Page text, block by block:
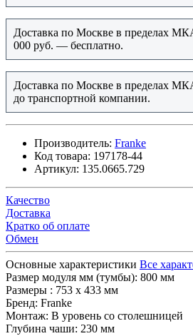
Доставка по Москве в пределах
000 руб. — бесплатно.
Доставка по Москве в пределах
до транспортной компании.
Производитель: Franke
Код товара: 197178-44
Артикул: 135.0665.729
Качество
Доставка
Кратко об оплате
Обмен
Основные характеристики Все
Размер модуля мм (тумбы): 800 мм
Размеры : 753 х 433 мм
Бренд: Franke
Монтаж: В уровень со столешницей
Глубина чаши: 230 мм